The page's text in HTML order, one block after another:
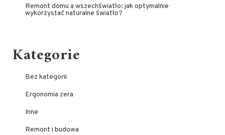
Remont domu a wszechświatło: jak optymalnie
wykorzystać naturalne światło?
Kategorie
Bez kategorii
Ergonomia zera
Inne
Remont i budowa